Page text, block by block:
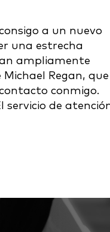
a un nuevo
una estrecha
ampliamente
Regan, que
conmigo.
de